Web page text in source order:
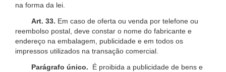
na forma da lei.
Art. 33. Em caso de oferta ou venda por telefone ou
reembolso postal, deve constar o nome do fabricante e
endereço na embalagem, publicidade e em todos os
impressos utilizados na transação comercial.
Parágrafo único.
É proibida a publicidade de bens e